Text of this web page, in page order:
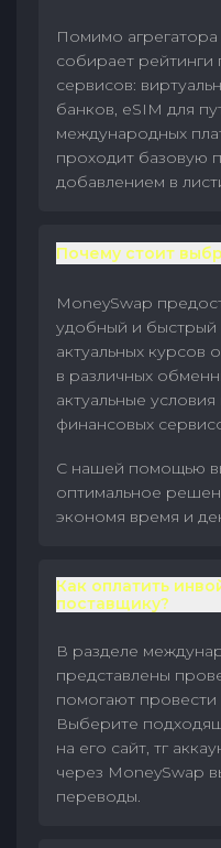
Помимо
собирает
сервисов:
банков, eSIM для
международных
проходит базовую
добавлением в
Почему стоит
MoneySwap
удобный и быстрый
актуальных курсов
в различных
актуальные
финансовых
С нашей помощью
оптимальное
экономя время и
Как оплатить
поставщику?
В разделе
представлены
помогают
Выберите
на его сайт, тг
через MoneySwap
переводы.